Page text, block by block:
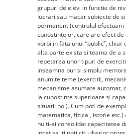
grupuri de elevi in functie de
lucrari sau macar subiecte de
permanent (controlul
cunostintelor, care are efect
vorbi in fata unui “public”, chiar
alta parte exista si teama de a
repetarea unor tipuri de
inseamna pur si simplu
anumite teme (exercitii,
mecanisme asumate automat,
la cunostinte superioare si
situatii noi). Cum poti de
matematica, fizica , istorie
nu ti-ai consolidat capacitatea